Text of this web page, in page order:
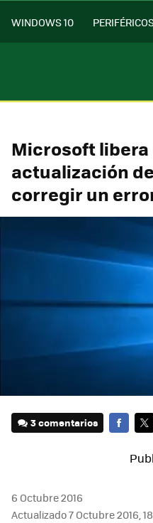
WINDOWS 10
Microsoft libera
actualización
corregir un
3 comentarios
6 Octubre 2016
Actualizado 7 Octubre 2016,